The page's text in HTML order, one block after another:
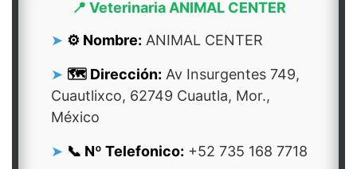
📍 Veterinaria ANIMAL CENTER
⚙️ Nombre: ANIMAL CENTER
🗺️ Dirección: Av Insurgentes 749,
Cuautlixco, 62749 Cuautla, Mor.,
México
📞 Nº Telefonico: +52 735 168 7718